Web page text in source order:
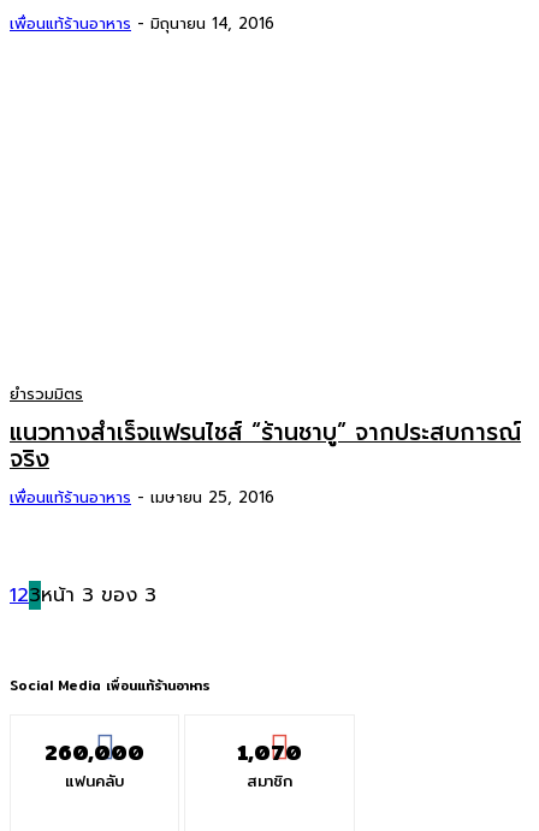
เพื่อนแท้ร้านอาหาร - มิถุนายน 14, 2016
ยำรวมมิตร
แนวทางสำเร็จแฟรนไชส์ “ร้านชาบู” จากประสบการณ์
จริง
เพื่อนแท้ร้านอาหาร - เมษายน 25, 2016
123หน้า 3 ของ 3
Social Media เพื่อนแท้ร้านอาหาร
260,000
แฟนคลับ
1,070
สมาชิก